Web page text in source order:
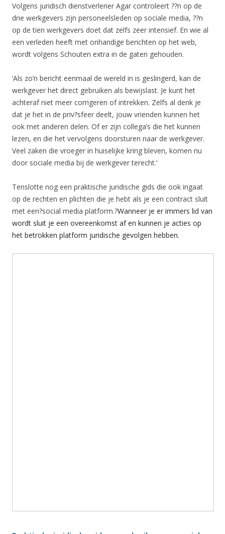
Volgens juridisch dienstverlener Agar controleert ??n op de
drie werkgevers zijn personeelsleden op sociale media, ??n
op de tien werkgevers doet dat zelfs zeer intensief. En wie al
een verleden heeft met onhandige berichten op het web,
wordt volgens Schouten extra in de gaten gehouden.
‘Als zo’n bericht eenmaal de wereld in is geslingerd, kan de
werkgever het direct gebruiken als bewijslast. Je kunt het
achteraf niet meer corrigeren of intrekken. Zelfs al denk je
dat je het in de priv?sfeer deelt, jouw vrienden kunnen het
ook met anderen delen. Of er zijn collega’s die het kunnen
lezen, en die het vervolgens doorsturen naar de werkgever.
Veel zaken die vroeger in huiselijke kring bleven, komen nu
door sociale media bij de werkgever terecht.’
Tenslotte nog een praktische juridische gids die ook ingaat
op de rechten en plichten die je hebt als je een contract sluit
met een?social media platform.?Wanneer je er immers lid van
wordt sluit je een overeenkomst af en kunnen je acties op
het betrokken platform juridische gevolgen hebben.